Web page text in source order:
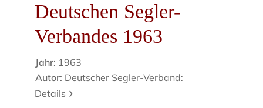
Deutschen Segler-
Verbandes 1963
Jahr: 1963
Autor: Deutscher Segler-Verband:
Details